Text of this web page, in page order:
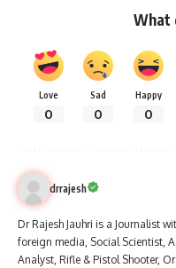
What
Love
0
Sad
0
Happy
0
drrajesh
Dr Rajesh Jauhri is a Journalist
foreign media, Social Scientist,
Analyst, Rifle & Pistol Shooter,